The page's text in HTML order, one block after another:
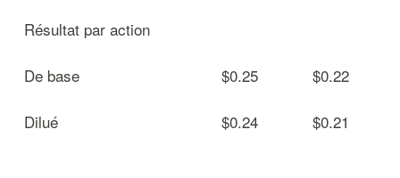
Résultat par action
De base $0.25 $0.22
Dilué $0.24 $0.21